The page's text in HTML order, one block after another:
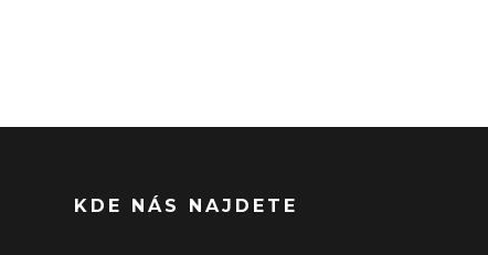
KDE NÁS NAJDETE